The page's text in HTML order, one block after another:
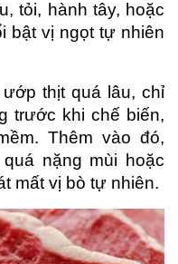
tỏi, hành tây, hoặc
bật vị ngọt tự nhiên
thịt quá lâu, chỉ
trước khi chế biến,
Thêm vào đó,
nặng mùi hoặc
mất vị bò tự nhiên.